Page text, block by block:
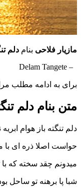
بنامدلم تنگته با
ادامه مطلب مراجعه
دلم تنگته :
باز هوام ابریه نمی
ذره ای با منه تو
سخته که با توئه ولی
تو ساحل بود از این